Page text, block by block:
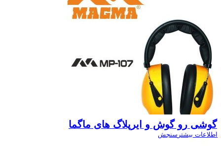
گوشی رو گوش و ایرپلاگ های ماگما
اطلاعات بیشتر سنجش